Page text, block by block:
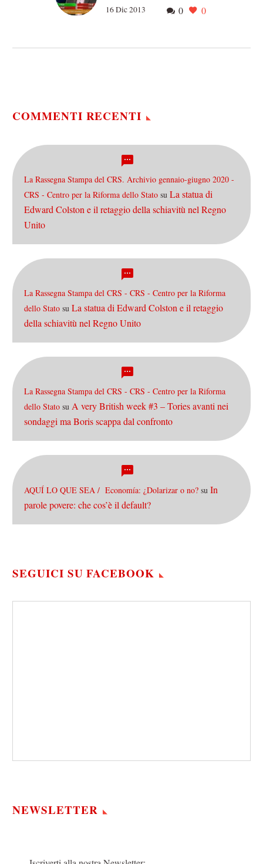
l'(in)utilità della Storia
0 0
16 Dic 2013
COMMENTI RECENTI
La Rassegna Stampa del CRS. Archivio gennaio-giugno 2020 -
CRS - Centro per la Riforma dello Stato su La statua di
Edward Colston e il retaggio della schiavitù nel Regno
Unito
La Rassegna Stampa del CRS - CRS - Centro per la Riforma
dello Stato su La statua di Edward Colston e il retaggio
della schiavitù nel Regno Unito
La Rassegna Stampa del CRS - CRS - Centro per la Riforma
dello Stato su A very British week #3 – Tories avanti nei
sondaggi ma Boris scappa dal confronto
AQUÍ LO QUE SEA / Economía: ¿Dolarizar o no? su In
parole povere: che cos’è il default?
SEGUICI SU FACEBOOK
NEWSLETTER